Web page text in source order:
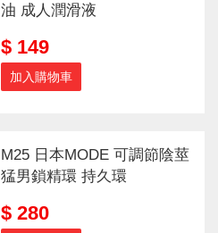
油 成人潤滑液
$ 149
加入購物車
M25 日本MODE 可調節陰莖
猛男鎖精環 持久環
$ 280